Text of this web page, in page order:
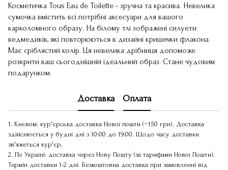
Косметичка Tous Eau de Toilette - зручна та красива. Невелика
сумочка вмістить всі потрібні аксесуари для вашого
карколомного образу. На білому тлі зображені силуети
ведмедиків, які повторюються в дизайні кришечки флакона.
Має сріблястий колір. Ця невелика дрібниця допоможе
розкрити ваш сьогоднішній ідеальний образ. Стане чудовим
подарунком.
Доставка Оплата
1. Києвом: кур'єрська доставка Нової пошти (~150 грн). Доставка
здійснюється у будні дні з 10:00 до 19:00. Щодо часу доставки
зв'яжеться кур'єр.
2. По Україні: доставка через Нову Пошту (за тарифами Нової Пошти).
Термін доставки 1-2 дні. Безкоштовна доставка при замовленні від